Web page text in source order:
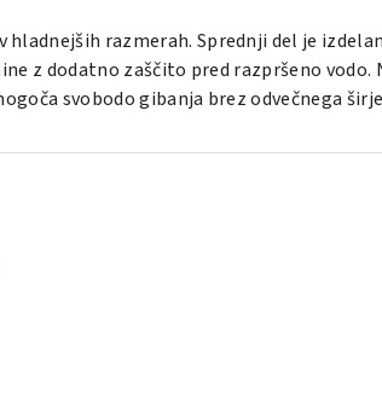
razmerah. Sprednji del je
z dodatno zaščito pred razpršeno
svobodo gibanja brez odvečnega